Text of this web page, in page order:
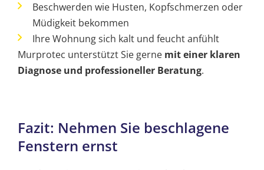
Beschwerden wie Husten, Kopfschmerzen oder
Müdigkeit bekommen
Ihre Wohnung sich kalt und feucht anfühlt
Murprotec unterstützt Sie gerne mit einer klaren
Diagnose und professioneller Beratung.
Fazit: Nehmen Sie beschlagene
Fenstern ernst